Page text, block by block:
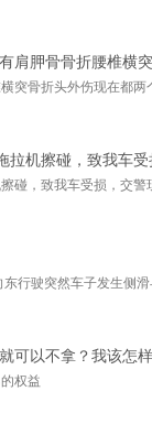
肩胛骨骨折腰椎横
突骨折头外伤现在都
拉机擦碰，致我车受
碰，致我车受损，交
行驶突然车子发生侧
可以不拿？我该怎
权益